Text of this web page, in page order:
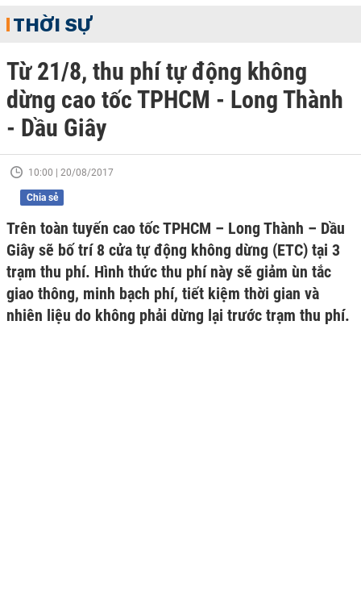
THỜI SỰ
Từ 21/8, thu phí tự động không
dừng cao tốc TPHCM - Long Thành
- Dầu Giây
10:00 | 20/08/2017
Chia sẻ
Trên toàn tuyến cao tốc TPHCM – Long Thành – Dầu
Giây sẽ bố trí 8 cửa tự động không dừng (ETC) tại 3
trạm thu phí. Hình thức thu phí này sẽ giảm ùn tắc
giao thông, minh bạch phí, tiết kiệm thời gian và
nhiên liệu do không phải dừng lại trước trạm thu phí.